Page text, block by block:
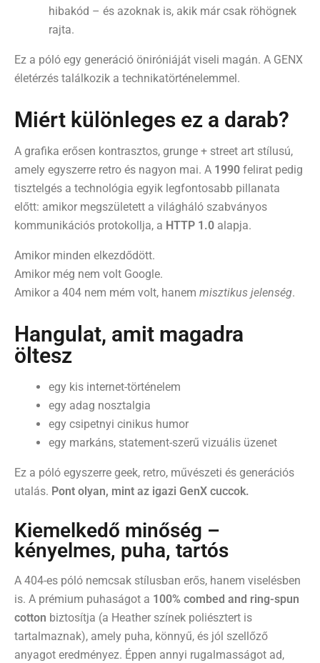
hibakód – és azoknak is, akik már csak röhögnek
rajta.
Ez a póló egy generáció öniróniáját viseli magán. A GENX
életérzés találkozik a technikatörténelemmel.
Miért különleges ez a darab?
A grafika erősen kontrasztos, grunge + street art stílusú,
amely egyszerre retro és nagyon mai. A 1990 felirat pedig
tisztelgés a technológia egyik legfontosabb pillanata
előtt: amikor megszületett a világháló szabványos
kommunikációs protokollja, a HTTP 1.0 alapja.
Amikor minden elkezdődött.
Amikor még nem volt Google.
Amikor a 404 nem mém volt, hanem misztikus jelenség.
Hangulat, amit magadra
öltesz
egy kis internet-történelem
egy adag nosztalgia
egy csipetnyi cinikus humor
egy markáns, statement-szerű vizuális üzenet
Ez a póló egyszerre geek, retro, művészeti és generációs
utalás. Pont olyan, mint az igazi GenX cuccok.
Kiemelkedő minőség –
kényelmes, puha, tartós
A 404-es póló nemcsak stílusban erős, hanem viselésben
is. A prémium puhaságot a 100% combed and ring-spun
cotton biztosítja (a Heather színek poliésztert is
tartalmaznak), amely puha, könnyű, és jól szellőző
anyagot eredményez. Éppen annyi rugalmasságot ad,